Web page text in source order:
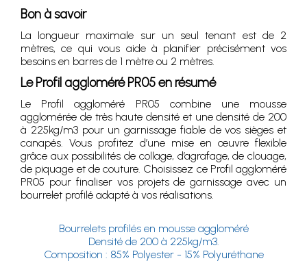
Bon à savoir
La longueur maximale sur un seul tenant est de 2
mètres, ce qui vous aide à planifier précisément vos
besoins en barres de 1 mètre ou 2 mètres.
Le Profil aggloméré PR05 en résumé
Le Profil aggloméré PR05 combine une mousse
agglomérée de très haute densité et une densité de 200
à 225kg/m3 pour un garnissage fiable de vos sièges et
canapés. Vous profitez d’une mise en œuvre flexible
grâce aux possibilités de collage, d’agrafage, de clouage,
de piquage et de couture. Choisissez ce Profil aggloméré
PR05 pour finaliser vos projets de garnissage avec un
bourrelet profilé adapté à vos réalisations.
Bourrelets profilés en mousse aggloméré
Densité de 200 à 225kg/m3.
Composition : 85% Polyester - 15% Polyuréthane